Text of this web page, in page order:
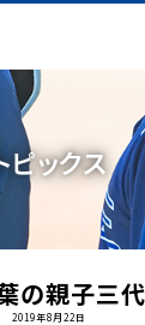
ピックス
の親子三
2019年8月22日